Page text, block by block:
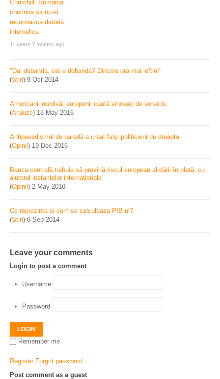
11 years 7 months ago
"Da’ dobanda, cat e dobanda? Dincolo era mai ieftin!"
(Stiri) 9 Oct 2014
Americanii rezolvă, europenii caută vinovați de serviciu
(Analize) 18 May 2016
Antipesedismul de paradă a creat falşi politicieni de dreapta
(Opinii) 19 Dec 2016
Banca centrală trebuie să prevină riscul european al dării în plată, cu
ajutorul instanţelor internaţionale
(Opinii) 2 May 2016
Ce reprezinta si cum se calculeaza PIB-ul?
(Stiri) 6 Sep 2014
Leave your comments
Login to post a comment
Username
Password
LOGIN
Remember me
Register Forgot password
Post comment as a guest